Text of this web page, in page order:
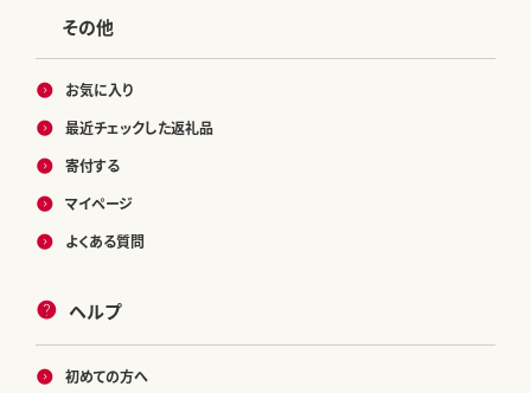
その他
お気に入り
最近チェックした返礼品
寄付する
マイページ
よくある質問
ヘルプ
初めての方へ